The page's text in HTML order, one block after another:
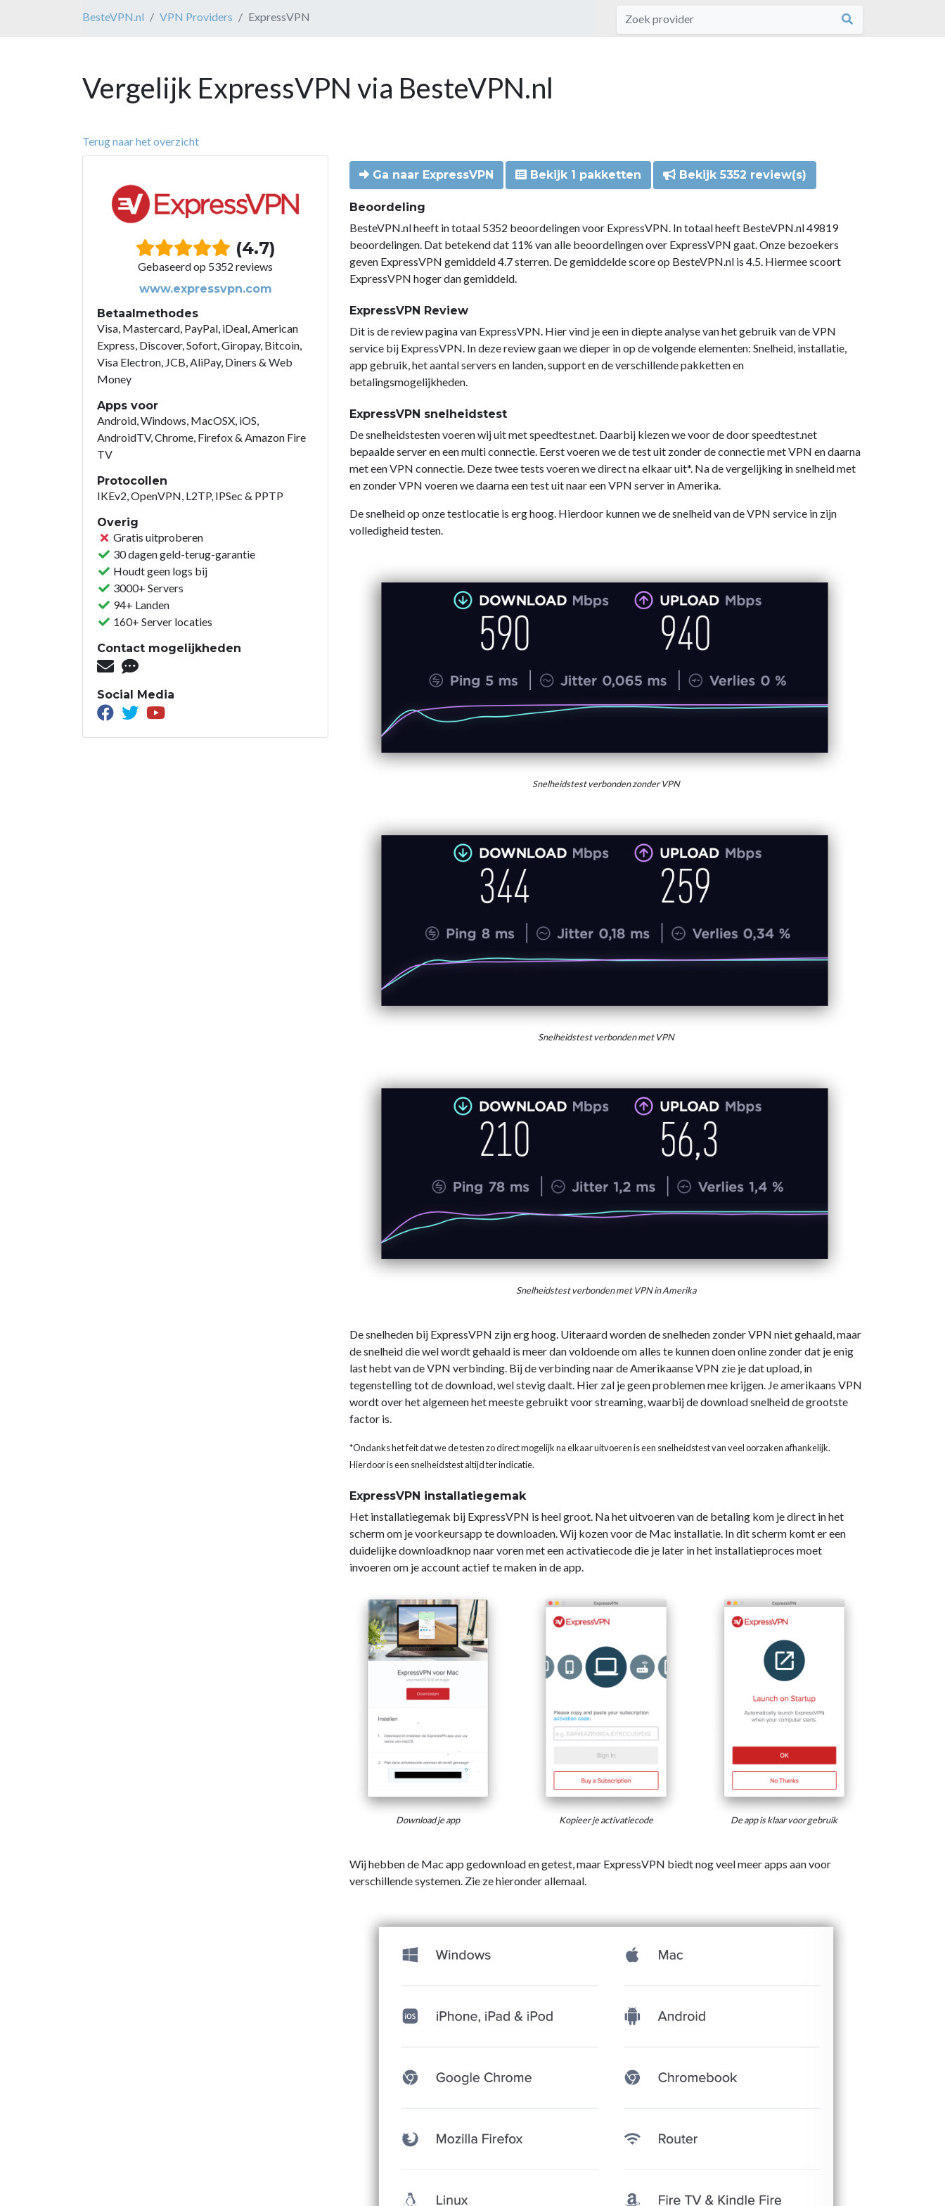
BesteVPN.nl VPN Providers ExpressVPN
Vergelijk ExpressVPN via BesteVPN.nl
Terug naar het overzicht
(4.7)
Gebaseerd op 5352 reviews
www.expressvpn.com
Betaalmethodes
Visa, Mastercard, PayPal, iDeal, American
Express, Discover, Sofort, Giropay, Bitcoin,
Visa Electron, JCB, AliPay, Diners & Web
Money
Apps voor
Android, Windows, MacOSX, iOS,
AndroidTV, Chrome, Firefox & Amazon Fire
TV
Protocollen
IKEv2, OpenVPN, L2TP, IPSec & PPTP
Overig
Gratis uitproberen
30 dagen geld-terug-garantie
Houdt geen logs bij
3000+ Servers
94+ Landen
160+ Server locaties
Contact mogelijkheden
Social Media
Ga naar ExpressVPN Bekijk 1 pakketten Bekijk 5352 review(s)
Beoordeling
BesteVPN.nl heeft in totaal 5352 beoordelingen voor ExpressVPN. In totaal heeft BesteVPN.nl 49819
beoordelingen. Dat betekend dat 11% van alle beoordelingen over ExpressVPN gaat. Onze bezoekers
geven ExpressVPN gemiddeld 4.7 sterren. De gemiddelde score op BesteVPN.nl is 4.5. Hiermee scoort
ExpressVPN hoger dan gemiddeld.
ExpressVPN Review
Dit is de review pagina van ExpressVPN. Hier vind je een in diepte analyse van het gebruik van de VPN
service bij ExpressVPN. In deze review gaan we dieper in op de volgende elementen: Snelheid, installatie,
app gebruik, het aantal servers en landen, support en de verschillende pakketten en
betalingsmogelijkheden.
ExpressVPN snelheidstest
De snelheidstesten voeren wij uit met speedtest.net. Daarbij kiezen we voor de door speedtest.net
bepaalde server en een multi connectie. Eerst voeren we de test uit zonder de connectie met VPN en daarna
met een VPN connectie. Deze twee tests voeren we direct na elkaar uit*. Na de vergelijking in snelheid met
en zonder VPN voeren we daarna een test uit naar een VPN server in Amerika.
De snelheid op onze testlocatie is erg hoog. Hierdoor kunnen we de snelheid van de VPN service in zijn
volledigheid testen.
Snelheidstest verbonden zonder VPN
Snelheidstest verbonden met VPN
Snelheidstest verbonden met VPN in Amerika
De snelheden bij ExpressVPN zijn erg hoog. Uiteraard worden de snelheden zonder VPN niet gehaald, maar
de snelheid die wel wordt gehaald is meer dan voldoende om alles te kunnen doen online zonder dat je enig
last hebt van de VPN verbinding. Bij de verbinding naar de Amerikaanse VPN zie je dat upload, in
tegenstelling tot de download, wel stevig daalt. Hier zal je geen problemen mee krijgen. Je amerikaans VPN
wordt over het algemeen het meeste gebruikt voor streaming, waarbij de download snelheid de grootste
factor is.
*Ondanks het feit dat we de testen zo direct mogelijk na elkaar uitvoeren is een snelheidstest van veel oorzaken afhankelijk.
Hierdoor is een snelheidstest altijd ter indicatie.
ExpressVPN installatiegemak
Het installatiegemak bij ExpressVPN is heel groot. Na het uitvoeren van de betaling kom je direct in het
scherm om je voorkeursapp te downloaden. Wij kozen voor de Mac installatie. In dit scherm komt er een
duidelijke downloadknop naar voren met een activatiecode die je later in het installatieproces moet
invoeren om je account actief te maken in de app.
Download je app Kopieer je activatiecode De app is klaar voor gebruik
Wij hebben de Mac app gedownload en getest, maar ExpressVPN biedt nog veel meer apps aan voor
verschillende systemen. Zie ze hieronder allemaal.